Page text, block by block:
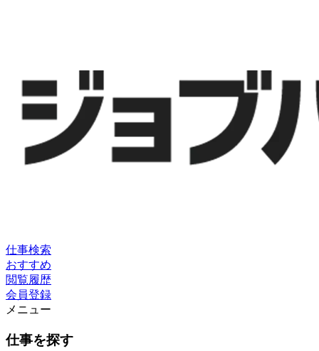
仕事検索
おすすめ
閲覧履歴
会員登録
メニュー
仕事を探す